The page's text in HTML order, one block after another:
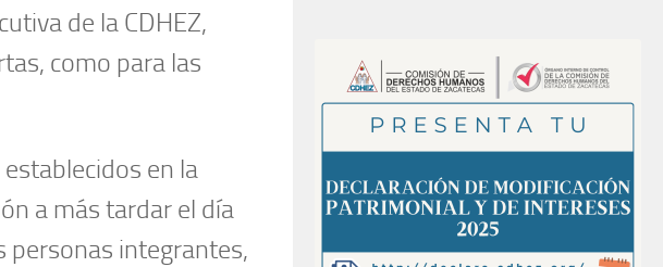
de la CDHEZ,
como para las
en la
a más tardar el día
personas integrantes,